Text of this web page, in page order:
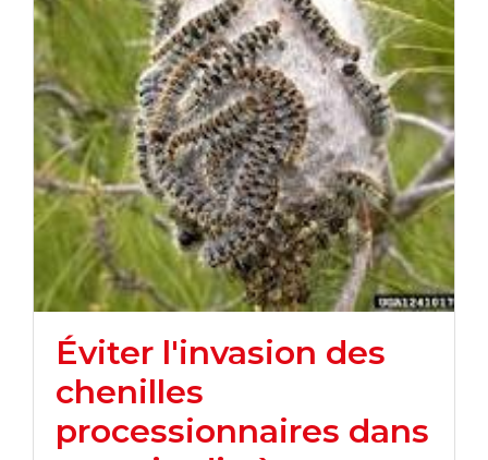
Éviter l'invasion des
chenilles
processionnaires dans